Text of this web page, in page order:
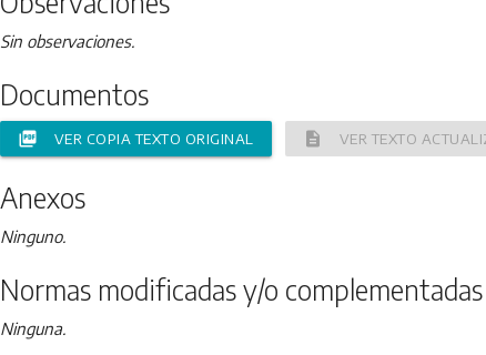
Sin observaciones.
Documentos
picture_as_pdf VER COPIA TEXTO ORIGINAL description VER TEXTO
Anexos
Ninguno.
Normas modificadas y/o
Ninguna.